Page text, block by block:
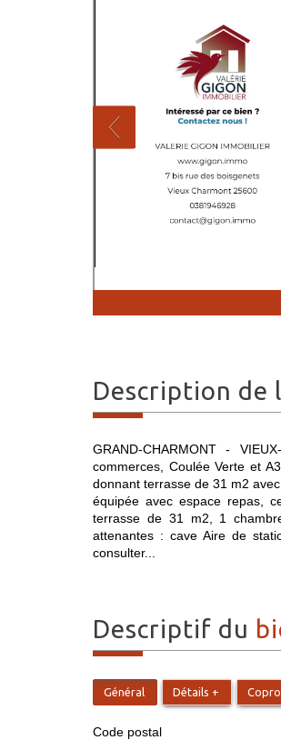
description
GRAND-CHARMONT -
commerces, Coulée Verte et
donnant terrasse de 31 m2
équipée avec espace repas,
terrasse de 31 m2, 1
attenantes : cave Aire de
consulter...
descriptif du
Général Détails +
Code postal